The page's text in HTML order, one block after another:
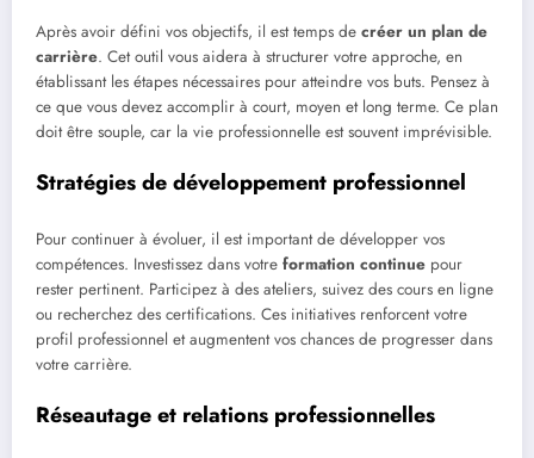
Après avoir défini vos objectifs, il est temps de créer un plan de
carrière. Cet outil vous aidera à structurer votre approche, en
établissant les étapes nécessaires pour atteindre vos buts. Pensez à
ce que vous devez accomplir à court, moyen et long terme. Ce plan
doit être souple, car la vie professionnelle est souvent imprévisible.
Stratégies de développement professionnel
Pour continuer à évoluer, il est important de développer vos
compétences. Investissez dans votre formation continue pour
rester pertinent. Participez à des ateliers, suivez des cours en ligne
ou recherchez des certifications. Ces initiatives renforcent votre
profil professionnel et augmentent vos chances de progresser dans
votre carrière.
Réseautage et relations professionnelles